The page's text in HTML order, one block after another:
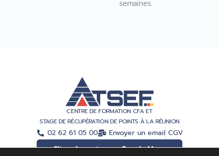
semaines.
CENTRE DE FORMATION CFA ET
STAGE DE RÉCUPÉRATION DE POINTS À LA RÉUNION
02 62 61 05 00 Envoyer un email CGV
Situer le centre sur Google Maps